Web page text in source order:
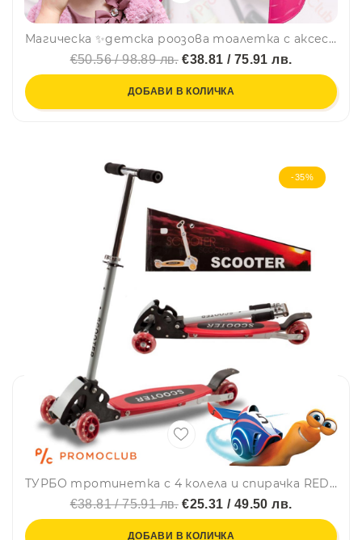
Магическа ✨детска роозова тоалетка с аксесоари 🎀
€50.56 / 98.89 лв.€38.81 / 75.91 лв.
ДОБАВИ В КОЛИЧКА
-35%
ТУРБО тротинетка с 4 колела и спирачка RED SCOOTER, до 50 кг
€38.81 / 75.91 лв.€25.31 / 49.50 лв.
ДОБАВИ В КОЛИЧКА